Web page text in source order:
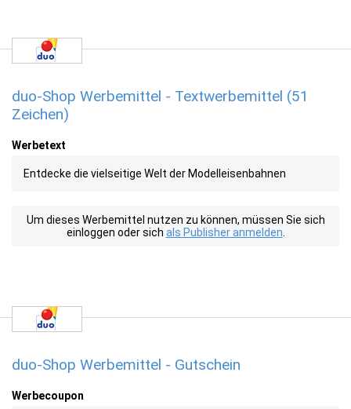
duo-Shop Werbemittel - Textwerbemittel (51
Zeichen)
Werbetext
Entdecke die vielseitige Welt der Modelleisenbahnen
Um dieses Werbemittel nutzen zu können, müssen Sie sich
einloggen oder sich als Publisher anmelden
duo-Shop Werbemittel - Gutschein
Werbecoupon